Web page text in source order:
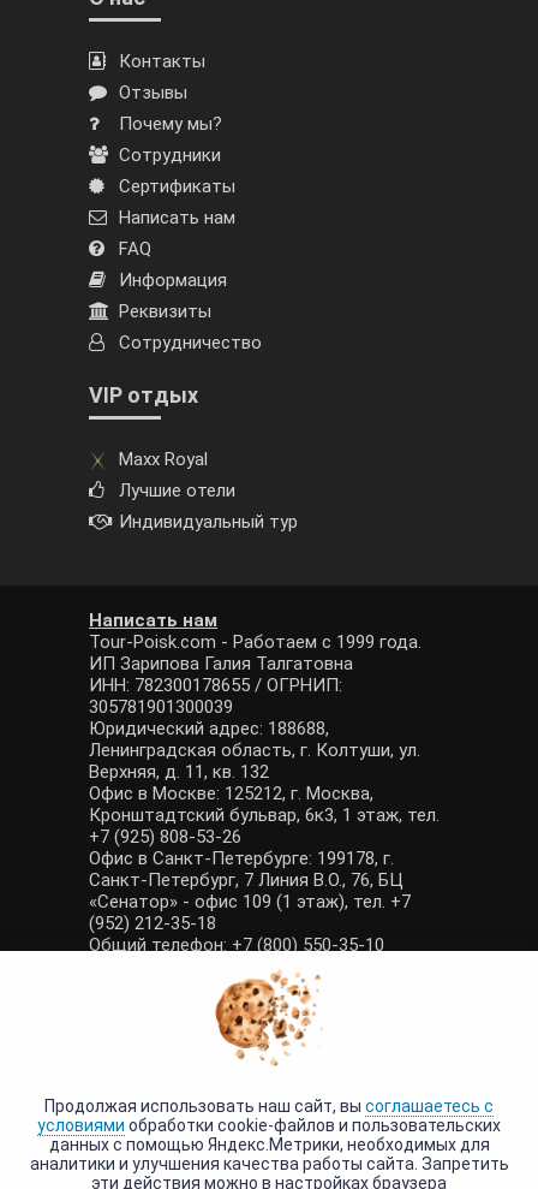
Контакты
Отзывы
Почему мы?
Сотрудники
Сертификаты
Написать нам
FAQ
Информация
Реквизиты
Сотрудничество
VIP отдых
Maxx Royal
Лучшие отели
Индивидуальный тур
Написать нам
Tour-Poisk.com - Работаем с 1999 года.
ИП Зарипова Галия Талгатовна
ИНН: 782300178655 / ОГРНИП:
305781901300039
Юридический адрес: 188688,
Ленинградская область, г. Колтуши, ул.
Верхняя, д. 11, кв. 132
Офис в Москве: 125212, г. Москва,
Кронштадтский бульвар, 6к3, 1 этаж, тел.
+7 (925) 808-53-26
Офис в Санкт-Петербурге: 199178, г.
Санкт-Петербург, 7 Линия В.О., 76, БЦ
«Сенатор» - офис 109 (1 этаж), тел. +7
(952) 212-35-18
Общий телефон: +7 (800) 550-35-10
E-mail: manager@tour-poisk.com (общие
вопросы), admin@tour-poisk.com (жалобы)
Номер в Общероссийском реестре
туристических агентств: РТА 0003424
Политика конфиденциальности
Продолжая использовать наш сайт, вы соглашаетесь с
условиями обработки cookie-файлов и пользовательских
данных с помощью Яндекс.Метрики, необходимых для
аналитики и улучшения качества работы сайта. Запретить
эти действия можно в настройках браузера